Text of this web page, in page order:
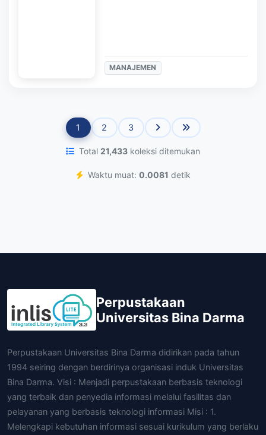
MANAJEMEN
1 2 3
Total 21,433 koleksi ditemukan
Waktu muat: 0.0081 detik
Perpustakaan
Universitas Bina Darma
Perpustakaan Universitas Bina Darma didirikan pada tahun
1994 seiring dengan berdirinya organisasi induk Universitas
Bina Darma. Visi : Menjadi perpustakaan berbasis teknologi
yang terbaik dan penyedia informasi melalui fasilitas dan
pelayanan yang berbasis teknologi informasi Misi : 1.
Melengkapi kebutuhan informasi sesuai kurikulum yang berlaku